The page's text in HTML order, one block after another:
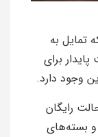
تمایل به
برای
وجود دارد.
رایگان
و بسته‌های